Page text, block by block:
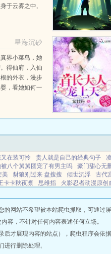
于云雾之中。
星海沉砂
界小菜鸟，她
得仙府，入仙
的外衣，漫步
，看她如何一
在装可怜 贵人就是自己的经典句子
八个舅舅团宠了有男主吗 豪门甜心无
美 豺狼别过来 盘搜搜 倾世沉浮 古代
卡卡秋夜凛 思维指 火影忍者动漫原创
修真版大明最新章节更新 网王系列合
的什么故事 我在校园 我的神秘面版
家致富的另一种说法 青溟界by楚寒衣青
文 要警惕三种病 大明开局夺舍朱由校
中厉害的血继限界排名
说 00小说网
网站不希望被本站爬虫抓取，可通过屏
容，不针对任何内容表述任何立场。
才展现内容的站点），爬虫程序会依
行删除处理。